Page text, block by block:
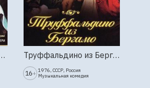
Ленфильм, 2 серии) Труффальдино из Бергамо (1976г., Ленфильм, 2 серии)
16+ 1976, СССР, Россия
Музыкальная комедия